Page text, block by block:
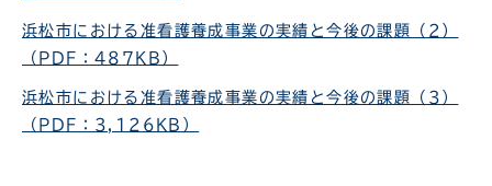
浜松市における准看護養成事業の実績と今後の課題（2）
（PDF：487KB）
浜松市における准看護養成事業の実績と今後の課題（3）
（PDF：3,126KB）